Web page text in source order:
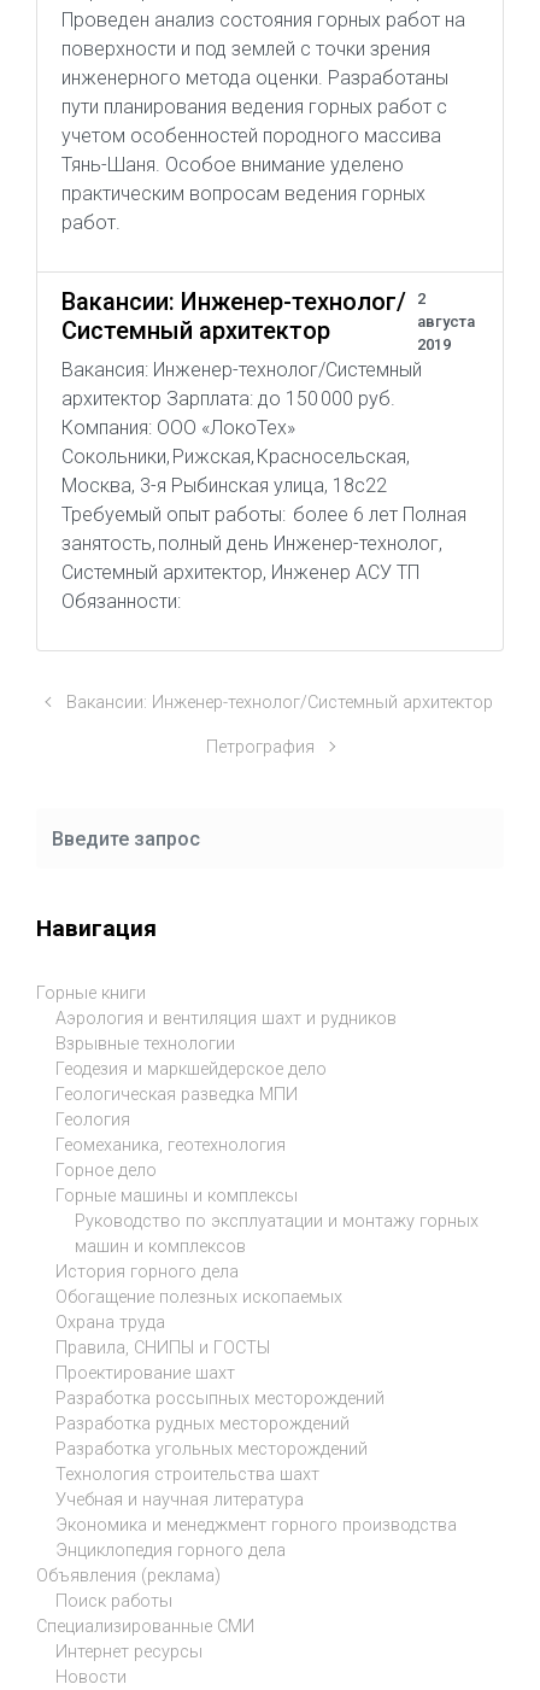
Проведен анализ состояния горных работ на
поверхности и под землей с точки зрения
инженерного метода оценки. Разработаны
пути планирования ведения горных работ с
учетом особенностей породного массива
Тянь-Шаня. Особое внимание уделено
практическим вопросам ведения горных
работ.
Вакансии: Инженер-технолог/
Системный архитектор
2
августа
2019
Вакансия: Инженер-технолог/Системный
архитектор Зарплата: до 150 000 руб.
Компания: ООО «ЛокоТех»
Сокольники, Рижская, Красносельская,
Москва, 3-я Рыбинская улица, 18с22
Требуемый опыт работы: более 6 лет Полная
занятость, полный день Инженер-технолог,
Системный архитектор, Инженер АСУ ТП
Обязанности:
Вакансии: Инженер-технолог/Системный архитектор
Петрография
Навигация
Горные книги
Аэрология и вентиляция шахт и рудников
Взрывные технологии
Геодезия и маркшейдерское дело
Геологическая разведка МПИ
Геология
Геомеханика, геотехнология
Горное дело
Горные машины и комплексы
Руководство по эксплуатации и монтажу горных
машин и комплексов
История горного дела
Обогащение полезных ископаемых
Охрана труда
Правила, СНИПЫ и ГОСТЫ
Проектирование шахт
Разработка россыпных месторождений
Разработка рудных месторождений
Разработка угольных месторождений
Технология строительства шахт
Учебная и научная литература
Экономика и менеджмент горного производства
Энциклопедия горного дела
Объявления (реклама)
Поиск работы
Специализированные СМИ
Интернет ресурсы
Новости